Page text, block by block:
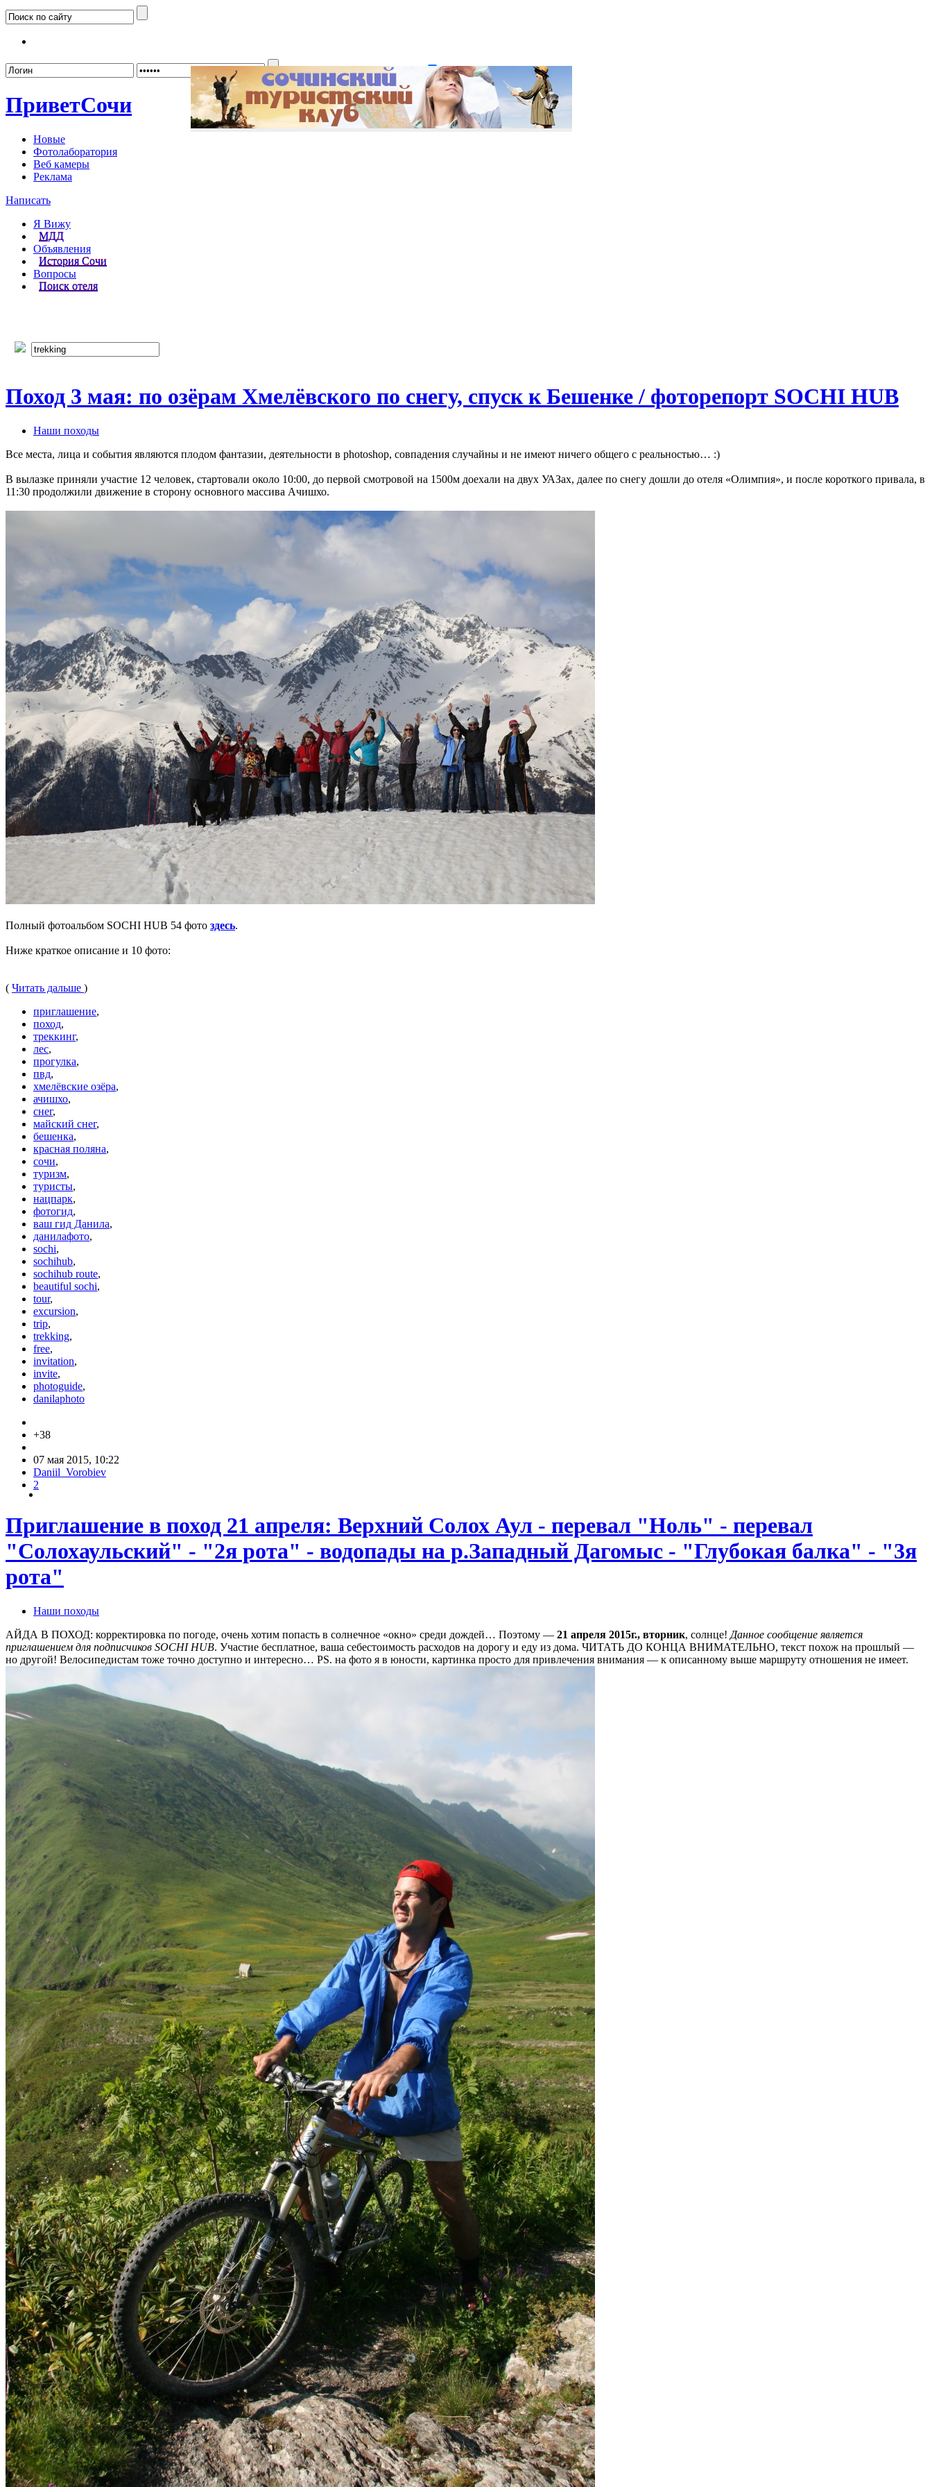
Забыли пароль? Регистрация
ПриветСочи
Новые
Фотолаборатория
Веб камеры
Реклама
Написать
Я Вижу
МДД
Объявления
История Сочи
Вопросы
Поиск отеля
Поход 3 мая: по озёрам Хмелёвского по снегу, спуск к Бешенке / фоторепорт SOCHI HUB
Наши походы
Все места, лица и события являются плодом фантазии, деятельности в photoshop, совпадения случайны и не имеют ничего общего с реальностью… :)
В вылазке приняли участие 12 человек, стартовали около 10:00, до первой смотровой на 1500м доехали на двух УАЗах, далее по снегу дошли до отеля «Олимпия», и после короткого привала, в
11:30 продолжили движение в сторону основного массива Ачишхо.
Полный фотоальбом SOCHI HUB 54 фото здесь.
Ниже краткое описание и 10 фото:
( Читать дальше )
приглашение,
поход,
треккинг,
лес,
прогулка,
пвд,
хмелёвские озёра,
ачишхо,
снег,
майский снег,
бешенка,
красная поляна,
сочи,
туризм,
туристы,
нацпарк,
фотогид,
ваш гид Данила,
данилафото,
sochi,
sochihub,
sochihub route,
beautiful sochi,
tour,
excursion,
trip,
trekking,
free,
invitation,
invite,
photoguide,
danilaphoto
+38
07 мая 2015, 10:22
Daniil_Vorobiev
2
Приглашение в поход 21 апреля: Верхний Солох Аул - перевал "Ноль" - перевал
"Солохаульский" - "2я рота" - водопады на р.Западный Дагомыс - "Глубокая балка" - "3я
рота"
Наши походы
АЙДА В ПОХОД: корректировка по погоде, очень хотим попасть в солнечное «окно» среди дождей… Поэтому — 21 апреля 2015г., вторник, солнце! Данное сообщение является
приглашением для подписчиков SOCHI HUB. Участие бесплатное, ваша себестоимость расходов на дорогу и еду из дома. ЧИТАТЬ ДО КОНЦА ВНИМАТЕЛЬНО, текст похож на прошлый —
но другой! Велосипедистам тоже точно доступно и интересно… PS. на фото я в юности, картинка просто для привлечения внимания — к описанному выше маршруту отношения не имеет.